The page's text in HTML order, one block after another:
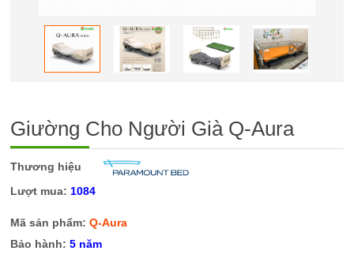
Giường Cho Người Già Q-Aura
Thương hiệu
Lượt mua: 1084
Mã sản phẩm:Q-Aura
Bảo hành:5 năm